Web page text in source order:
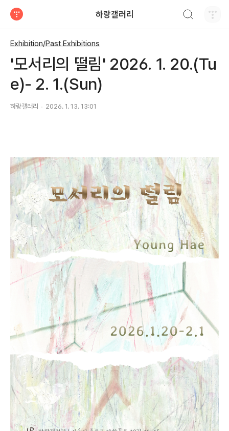
하랑갤러리
Exhibition/Past Exhibitions
'모서리의 떨림' 2026. 1. 20.(Tu
e)- 2. 1.(Sun)
하랑갤러리 2026. 1. 13. 13:01